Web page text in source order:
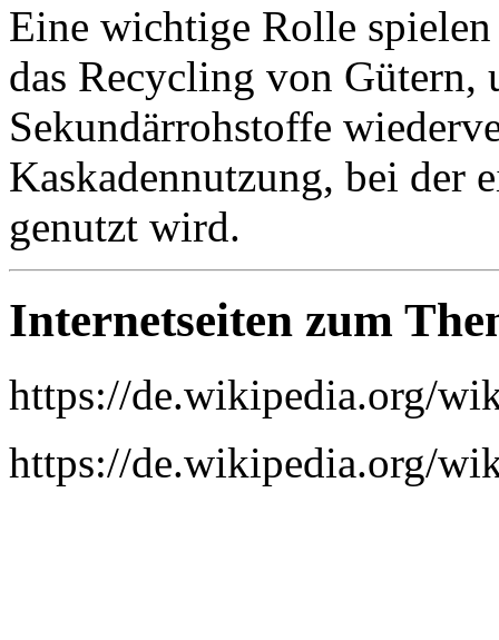
Eine wichtige Rolle
das Recycling von
Sekundärrohstoffe
Kaskadennutzung, bei der
genutzt wird.
Internetseiten zum
https://de.wikipedia.org/
https://de.wikipedia.org/